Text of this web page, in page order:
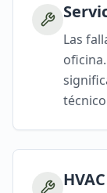
Las